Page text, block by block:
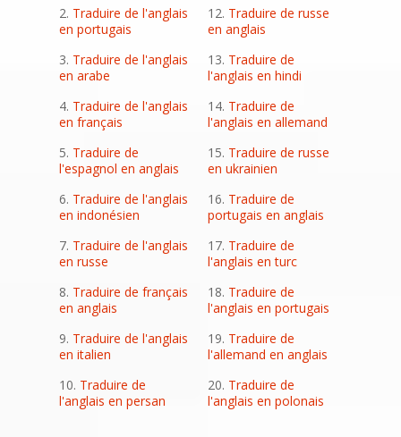
Traduire de l'anglais
en portugais
Traduire de l'anglais
en arabe
Traduire de l'anglais
en français
Traduire de
l'espagnol en anglais
Traduire de l'anglais
en indonésien
Traduire de l'anglais
en russe
Traduire de français
en anglais
Traduire de l'anglais
en italien
Traduire de
l'anglais en persan
Traduire de russe
en anglais
Traduire de
l'anglais en hindi
Traduire de
l'anglais en allemand
Traduire de russe
en ukrainien
Traduire de
portugais en anglais
Traduire de
l'anglais en turc
Traduire de
l'anglais en portugais
Traduire de
l'allemand en anglais
Traduire de
l'anglais en polonais